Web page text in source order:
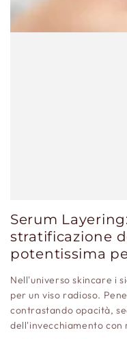
Serum
stratificazione
potentissima
Nell'universo skincare i
per un viso radioso.
contrastando opacità,
dell'invecchiamento con